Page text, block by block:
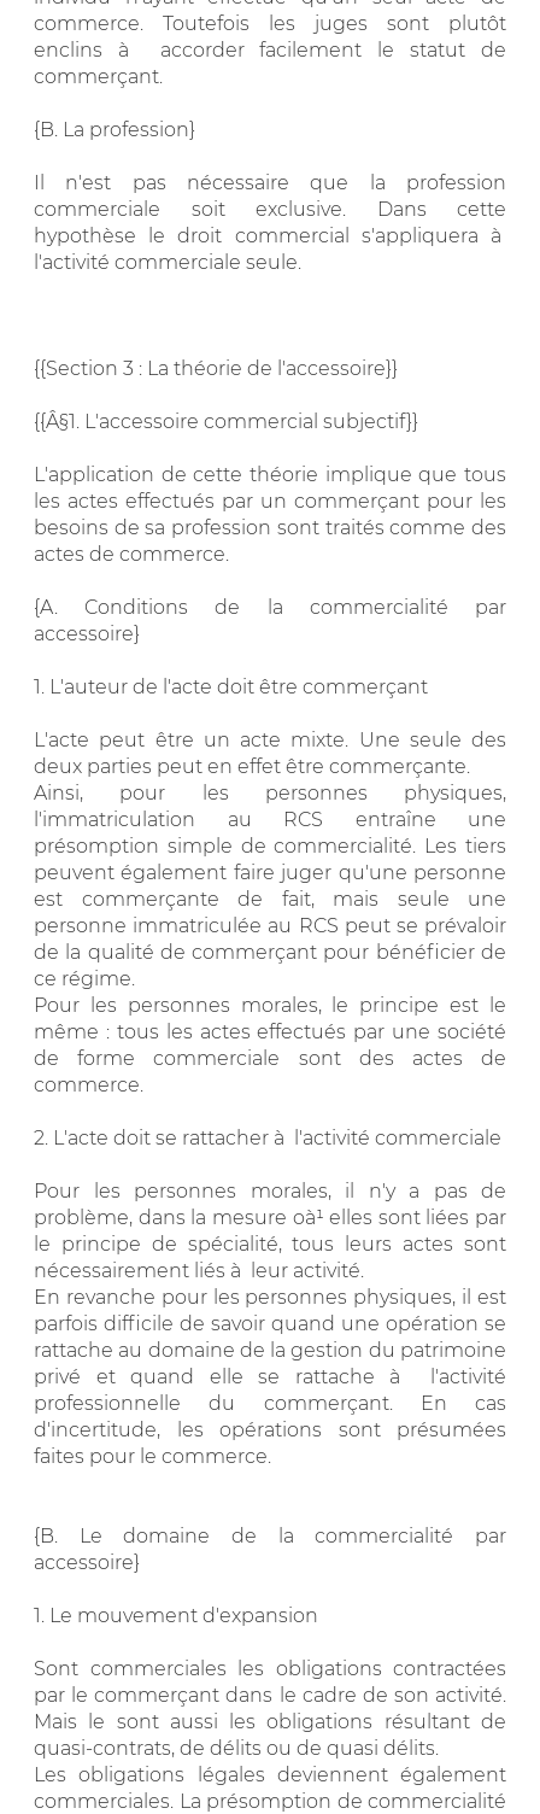
commerce. Toutefois les juges sont plutôt
enclins à accorder facilement le statut de
commerçant.
{B. La profession}
Il n'est pas nécessaire que la profession
commerciale soit exclusive. Dans cette
hypothèse le droit commercial s'appliquera à
l'activité commerciale seule.
{{Section 3 : La théorie de l'accessoire}}
{{Â§1. L'accessoire commercial subjectif}}
L'application de cette théorie implique que tous
les actes effectués par un commerçant pour les
besoins de sa profession sont traités comme des
actes de commerce.
{A. Conditions de la commercialité par
accessoire}
1. L'auteur de l'acte doit être commerçant
L'acte peut être un acte mixte. Une seule des
deux parties peut en effet être commerçante.
Ainsi, pour les personnes physiques,
l'immatriculation au RCS entraîne une
présomption simple de commercialité. Les tiers
peuvent également faire juger qu'une personne
est commerçante de fait, mais seule une
personne immatriculée au RCS peut se prévaloir
de la qualité de commerçant pour bénéficier de
ce régime.
Pour les personnes morales, le principe est le
même : tous les actes effectués par une société
de forme commerciale sont des actes de
commerce.
2. L'acte doit se rattacher à l'activité commerciale
Pour les personnes morales, il n'y a pas de
problème, dans la mesure oà¹ elles sont liées par
le principe de spécialité, tous leurs actes sont
nécessairement liés à leur activité.
En revanche pour les personnes physiques, il est
parfois difficile de savoir quand une opération se
rattache au domaine de la gestion du patrimoine
privé et quand elle se rattache à l'activité
professionnelle du commerçant. En cas
d'incertitude, les opérations sont présumées
faites pour le commerce.
{B. Le domaine de la commercialité par
accessoire}
1. Le mouvement d'expansion
Sont commerciales les obligations contractées
par le commerçant dans le cadre de son activité.
Mais le sont aussi les obligations résultant de
quasi-contrats, de délits ou de quasi délits.
Les obligations légales deviennent également
commerciales. La présomption de commercialité